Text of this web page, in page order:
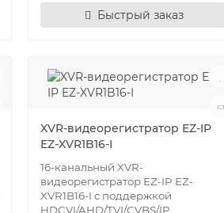
Быстрый заказ
XVR-видеорегистратор EZ-IP
EZ-XVR1B16-I
16-канальный XVR-
видеорегистратор EZ-IP EZ-
XVR1B16-I с поддержкой
HDCVI/AHD/TVI/CVBS/IP